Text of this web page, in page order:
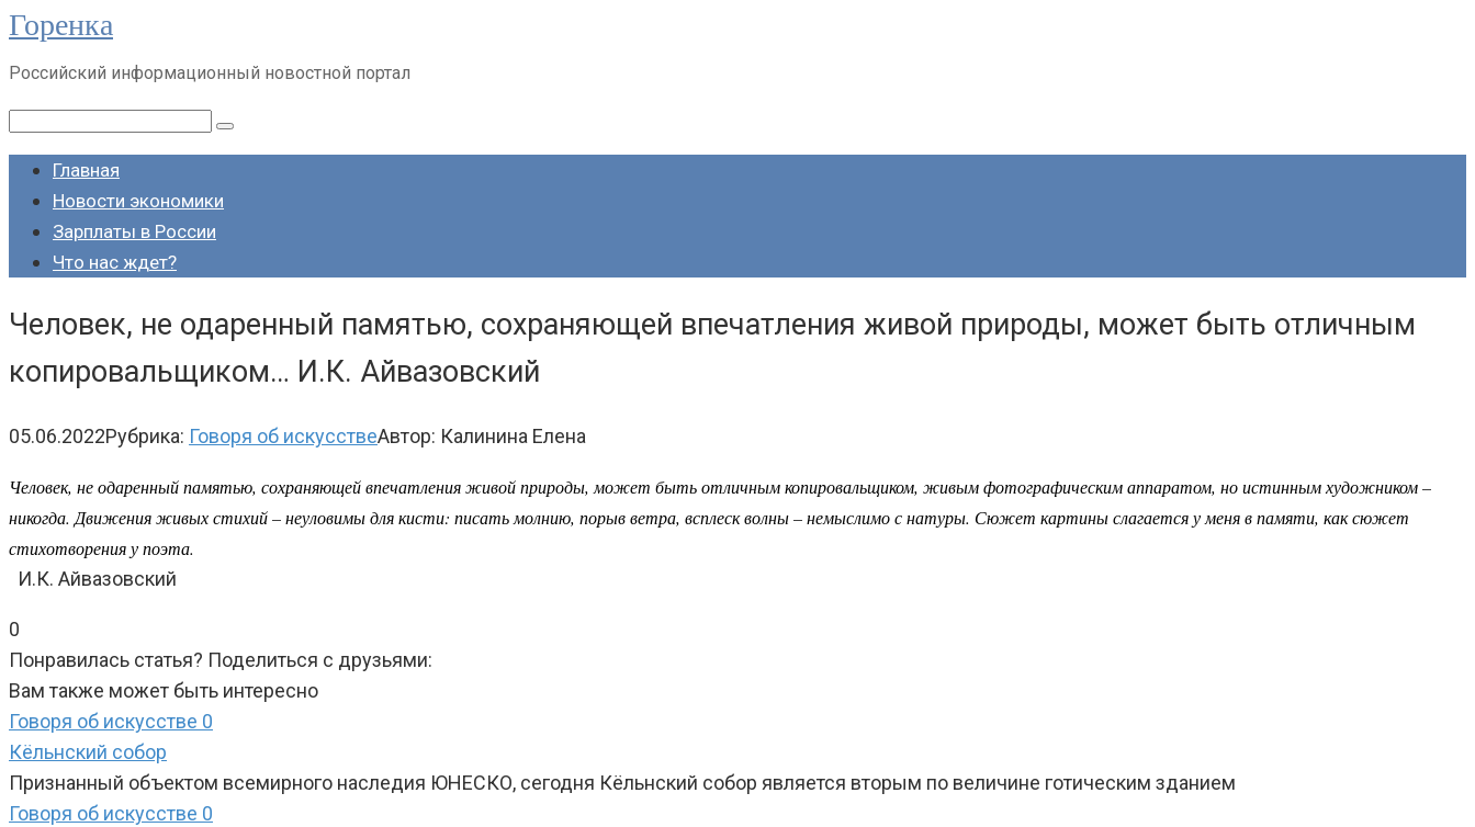
Перейти
контенту
Горенка
Российский информационный новостной портал
Поиск:
Главная
Новости экономики
Зарплаты в России
Что нас ждет?
Человек, не одаренный памятью, сохраняющей впечатления живой природы, может быть отличным
копировальщиком… И.К. Айвазовский
05.06.2022Рубрика: Говоря об искусствеАвтор: Калинина Елена
Человек, не одаренный памятью, сохраняющей впечатления живой природы, может быть отличным копировальщиком, живым фотографическим аппаратом, но истинным художником –
никогда. Движения живых стихий – неуловимы для кисти: писать молнию, порыв ветра, всплеск волны – немыслимо с натуры. Сюжет картины слагается у меня в памяти, как сюжет
стихотворения у поэта.
И.К. Айвазовский
0
Понравилась статья? Поделиться с друзьями:
Вам также может быть интересно
Говоря об искусстве 0
Кёльнский собор
Признанный объектом всемирного наследия ЮНЕСКО, сегодня Кёльнский собор является вторым по величине готическим зданием
Говоря об искусстве 0